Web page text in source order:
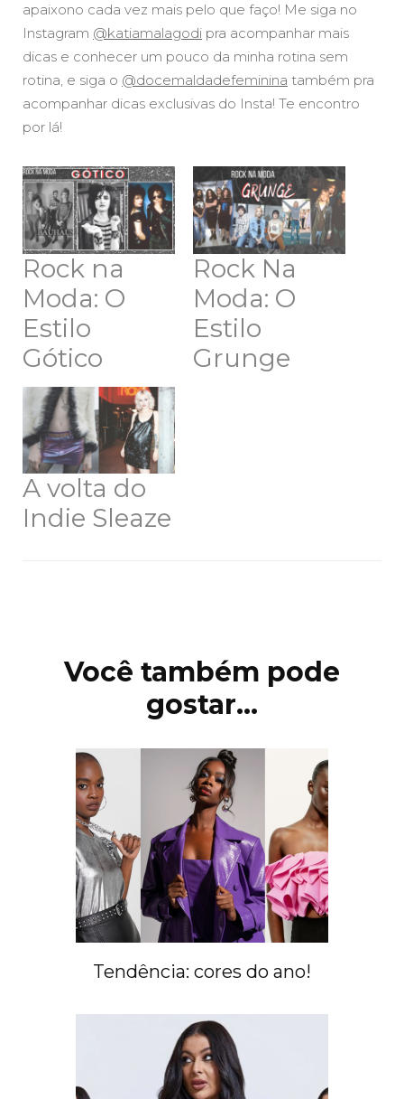
apaixono cada vez mais pelo que faço! Me siga no
Instagram @katiamalagodi pra acompanhar mais
dicas e conhecer um pouco da minha rotina sem
rotina, e siga o @docemaldadefeminina também pra
acompanhar dicas exclusivas do Insta! Te encontro
por lá!
Rock na
Moda: O
Estilo
Gótico
Rock Na
Moda: O
Estilo
Grunge
A volta do
Indie Sleaze
postVocê também pode
gostar...
Tendência: cores do ano!